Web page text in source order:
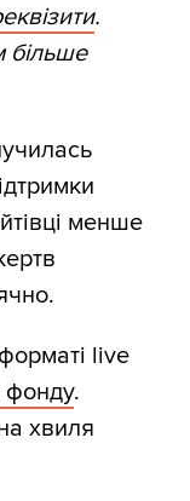
.
більше
менше
live
фонду.
хвиля